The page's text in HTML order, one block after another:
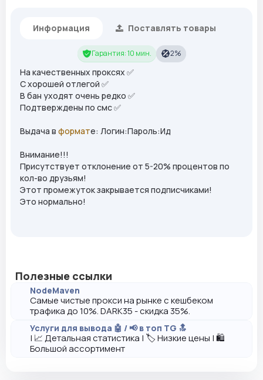
Информация Поставлять товары
Гарантия: 10 мин. 2%
На качественных проксях ✅
C хорошей отлегой ✅
В бан уходят очень редко ✅
Подтверждены по смс ✅
Выдача в формате: Логин:Пароль:Ид
Внимание!!!
Присутствует отклонение от 5-20% процентов по
кол-во друзьям!
Этот промежуток закрывается подписчиками!
Это нормально!
Полезные ссылки
NodeMaven
Самые чистые прокси на рынке с кешбеком
трафика до 10%. DARK35 - скидка 35%.
Услуги для вывода 🤖 / 📢 в топ TG 🔝
| 📈 Детальная статистика | 🏷️ Низкие цены | 🛍️
Большой ассортимент